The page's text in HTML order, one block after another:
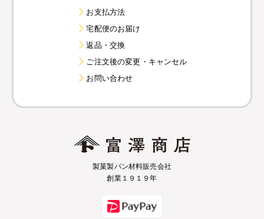
お支払方法
宅配便のお届け
返品・交換
ご注文後の変更・キャンセル
お問い合わせ
製菓製パン材料販売会社
創業１９１９年